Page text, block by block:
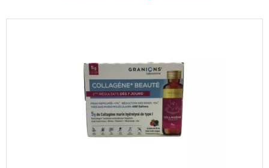
Chiens : Initialement sur une période allant jusqu’ à 3 mois.
Petit chien <10 kg : 1 bouchée par jour
Chien moyen 10 à 30 kg : 1 bouchée par jour
Grand chien >30 kg : 1 bouchée par jour